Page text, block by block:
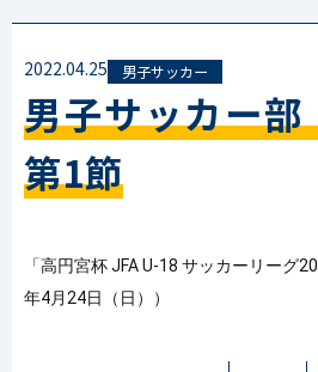
2022.04.25 男子サッカー
男子サッカー
第1節
「高円宮杯 JFA U-18 サッカーリーグ
年4月24日（日））